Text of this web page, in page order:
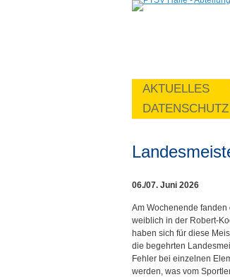
AKTUELLES
DATENSCHUTZ
06./07. Juni 2026
Am Wochenende
weiblich in der Robert-
haben sich für diese
die begehrten
Fehler bei einzelnen
werden, was vom